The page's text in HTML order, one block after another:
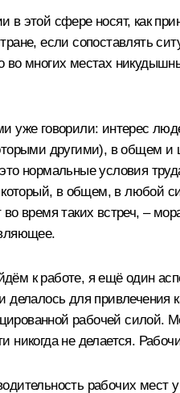
в этой сфере носят, как
если сопоставлять
во многих местах
уже говорили: интерес
другими), в общем и
нормальные условия
который, в общем, в любой
во время таких встреч, –
к работе, я ещё один
делалось для привлечения
рабочей силой.
никогда не делается.
рабочих